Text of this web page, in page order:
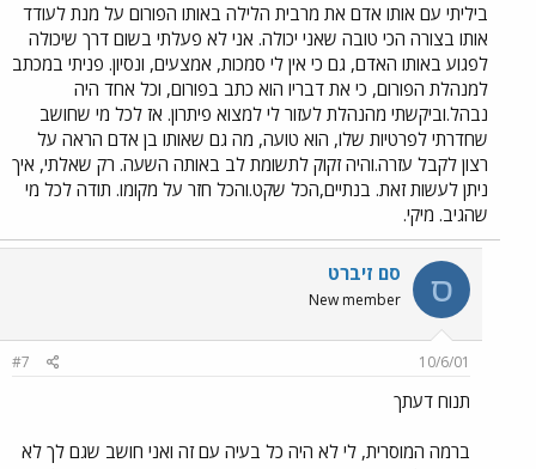
ביליתי עם אותו אדם את מרבית הלילה באותו הפורום על מנת לעודד
אותו בצורה הכי טובה שאני יכולה. אני לא פעלתי בשום דרך שיכולה
לפגוע באותו האדם, גם כי אין לי סמכות, אמצעים, ונסיון. פניתי במכתב
למנהלת הפורום, כי את דבריו הוא כתב בפורום, וכל אחד היה
נבהל.וביקשתי מהנהלת לעזור לי למצוא פיתרון. אז לכל מי שחושב
שחדרתי לפרטיות שלו, הוא טועה, מה גם שאותו בן אדם הראה על
רצון לקבל עזרה.והיה זקוק לתשומת לב באותה השעה. רק שאלתי, איך
ניתן לעשות זאת. בנתיים,הכל שקט.והכל חזר על מקומו. תודה לכל מי
שהגיב. מיקי.
ס סם זיברט
New member
10/6/01
#7
תנוח דעתך
ברמה המוסרית, לי לא היה כל בעיה עם זה ואני חושב שגם לך לא